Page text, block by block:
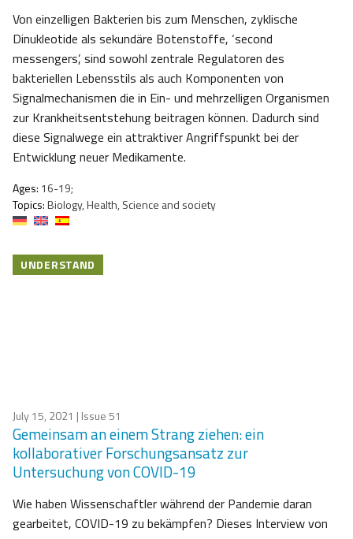
Von einzelligen Bakterien bis zum Menschen, zyklische
Dinukleotide als sekundäre Botenstoffe, ‘second
messengers’, sind sowohl zentrale Regulatoren des
bakteriellen Lebensstils als auch Komponenten von
Signalmechanismen die in Ein- und mehrzelligen Organismen
zur Krankheitsentstehung beitragen können. Dadurch sind
diese Signalwege ein attraktiver Angriffspunkt bei der
Entwicklung neuer Medikamente.
Ages: 16-19;
Topics:Biology, Health, Science and society
UNDERSTAND
July 15, 2021 | Issue 51
Gemeinsam an einem Strang ziehen: ein
kollaborativer Forschungsansatz zur
Untersuchung von COVID-19
Wie haben Wissenschaftler während der Pandemie daran
gearbeitet, COVID-19 zu bekämpfen? Dieses Interview von